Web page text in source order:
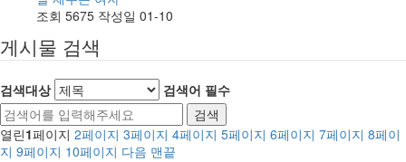
조회 5675 작성일 01-10
게시물 검색
검색대상 검색어 필수
열린1페이지 2페이지 3페이지 4페이지 5페이지 6페이지 7페이지 8페이
지 9페이지 10페이지 다음 맨끝